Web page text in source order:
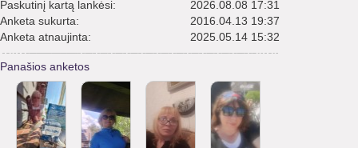
Paskutinį kartą lankėsi:
2026.08.08 17:31
Anketa sukurta:
2016.04.13 19:37
Anketa atnaujinta:
2025.05.14 15:32
Panašios anketos